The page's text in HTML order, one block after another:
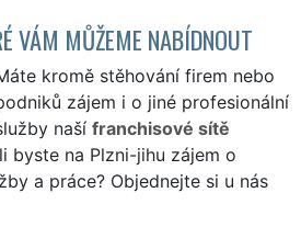
VÁM MŮŽEME NABÍDNOUT
kromě stěhování firem nebo
zájem i o jiné profesionální
naší franchisové sítě
byste na Plzni-jihu zájem o
a práce? Objednejte si u nás